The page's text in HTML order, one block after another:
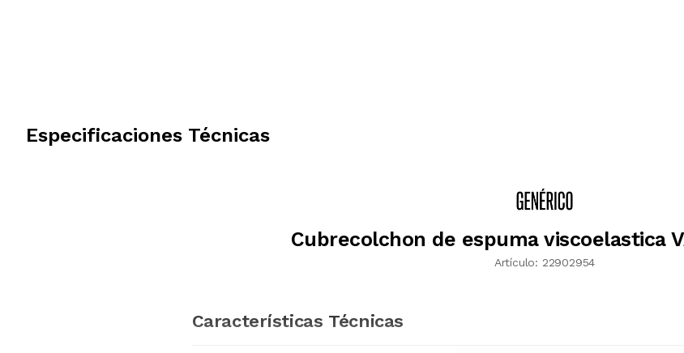
Especificaciones Técnicas
Cubrecolchon de espuma viscoelastica
Artículo: 22902954
Características Técnicas